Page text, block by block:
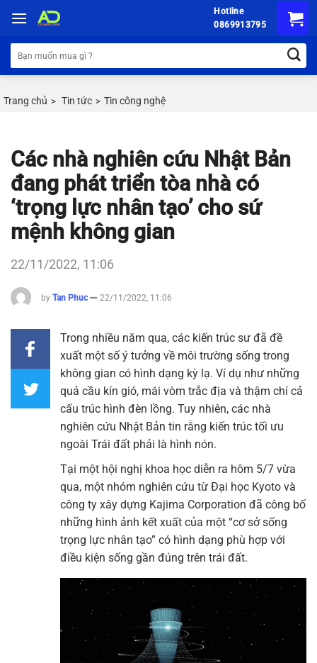
đến
nội
dung
Hotline
0869913795
Tìm
kiếm:
Trang chủ > Tin tức > Tin công nghệ
Các nhà nghiên cứu Nhật Bản
đang phát triển tòa nhà có
‘trọng lực nhân tạo’ cho sứ
mệnh không gian
22/11/2022, 11:06
by Tan Phuc 22/11/2022, 11:06
Trong nhiều năm qua, các kiến trúc sư đã đề
xuất một số ý tưởng về môi trường sống trong
không gian có hình dạng kỳ lạ. Ví dụ như những
quả cầu kín gió, mái vòm trắc địa và thậm chí cả
cấu trúc hình đèn lồng. Tuy nhiên, các nhà
nghiên cứu Nhật Bản tin rằng kiến trúc tối ưu
ngoài Trái đất phải là hình nón.
Tại một hội nghị khoa học diễn ra hôm 5/7 vừa
qua, một nhóm nghiên cứu từ Đại học Kyoto và
công ty xây dựng Kajima Corporation đã công bố
những hình ảnh kết xuất của một “cơ sở sống
trọng lực nhân tạo” có hình dạng phù hợp với
điều kiện sống gần đúng trên trái đất.